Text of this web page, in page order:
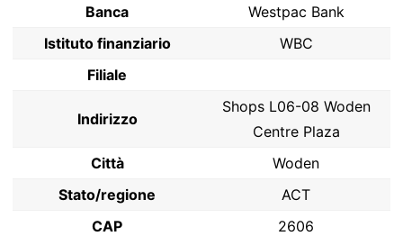
Banca
Westpac Bank
Istituto finanziario
WBC
Filiale
Indirizzo
Shops L06-08 Woden
Centre Plaza
Città
Woden
Stato/regione
ACT
CAP
2606